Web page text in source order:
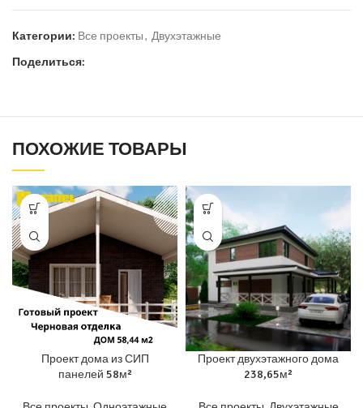
Категории: Все проекты, Двухэтажные
Поделиться:
ПОХОЖИЕ ТОВАРЫ
Проект дома из СИП
панелей 58м²
Проект двухэтажного дома
238,65м²